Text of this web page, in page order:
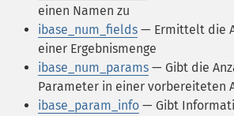
einen Namen zu
ibase_num_fields — Ermittelt die
einer Ergebnismenge
ibase_num_params — Gibt die
Parameter in einer vorbereiteten
ibase_param_info — Gibt